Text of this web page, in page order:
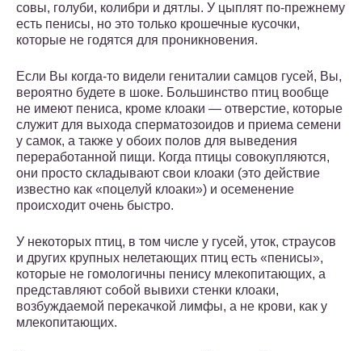
совы, голуби, колибри и дятлы. У цыплят по-прежнему
есть пенисы, но это только крошечные кусочки,
которые не годятся для проникновения.
Если Вы когда-то видели гениталии самцов гусей, Вы,
вероятно будете в шоке. Большинство птиц вообще
не имеют пениса, кроме клоаки — отверстие, которые
служит для выхода сперматозоидов и приема семени
у самок, а также у обоих полов для выведения
переработанной пищи. Когда птицы совокупляются,
они просто складывают свои клоаки (это действие
известно как «поцелуй клоаки») и осеменение
происходит очень быстро.
У некоторых птиц, в том числе у гусей, уток, страусов
и других крупных нелетающих птиц есть «пенисы»,
которые не гомологичны пенису млекопитающих, а
представляют собой вывихи стенки клоаки,
возбуждаемой перекачкой лимфы, а не крови, как у
млекопитающих.